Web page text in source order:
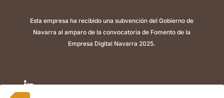
Esta empresa ha recibido una subvención del Gobierno de
Navarra al amparo de la convocatoria de Fomento de la
Empresa Digital Navarra 2025.
